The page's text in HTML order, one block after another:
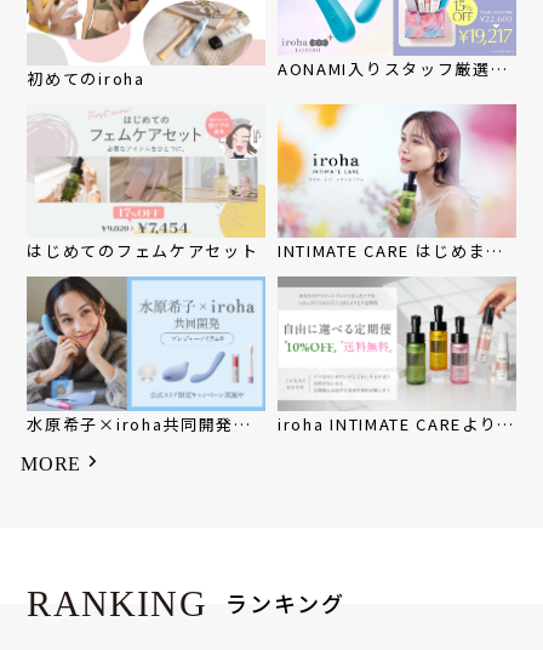
初めてのiroha
AONAMI入りスタッフ厳選セ
はじめてのフェムケアセット
INTIMATE CARE はじめませ
んか？
水原希子×iroha共同開発ア
iroha INTIMATE CAREよりど
MORE
RANKING ランキング